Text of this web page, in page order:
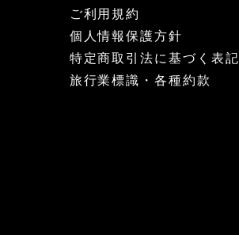
ご利用規約
個人情報保護方針
特定商取引法に基づく表記
旅行業標識・各種約款